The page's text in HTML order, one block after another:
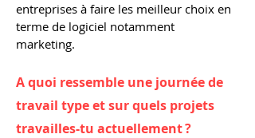
entreprises à faire les meilleur choix en
terme de logiciel notamment
marketing.
A quoi ressemble une journée de
travail type et sur quels projets
travailles-tu actuellement ?